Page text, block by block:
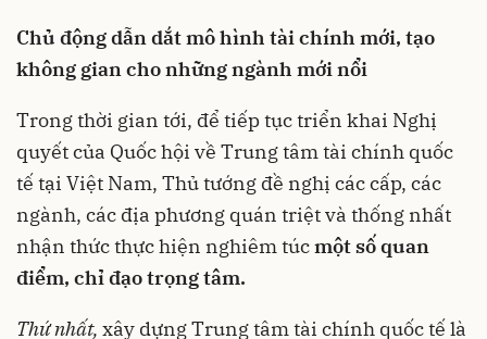
Chủ động dẫn dắt mô hình tài chính mới, tạo
không gian cho những ngành mới nổi
Trong thời gian tới, để tiếp tục triển khai Nghị
quyết của Quốc hội về Trung tâm tài chính quốc
tế tại Việt Nam, Thủ tướng đề nghị các cấp, các
ngành, các địa phương quán triệt và thống nhất
nhận thức thực hiện nghiêm túcmột số quan
điểm, chỉ đạo trọng tâm.
Thứ nhất, xây dựng Trung tâm tài chính quốc tế là